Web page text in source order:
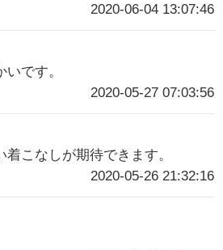
2020-06-04 13:07:46
です。
2020-05-27 07:03:56
こなしが期待できます。
2020-05-26 21:32:16